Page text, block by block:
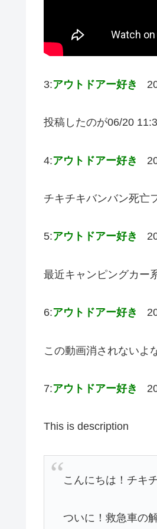
3:アウトドアー好き
投稿したのが06/20
4:アウトドアー好き
チキチキバンバン死亡
5:アウトドアー好き
最近キャンピングカー
6:アウトドアー好き
この動画消されないよ
7:アウトドアー好き
This is description
こんにちは！チキ
ついに！救急車の